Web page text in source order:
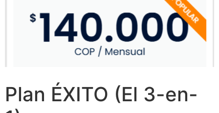
Plan ÉXITO (El 3-en-